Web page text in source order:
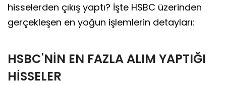
hisselerden çıkış yaptı? İşte HSBC üzerinden
gerçekleşen en yoğun işlemlerin detayları:
HSBC'NİN EN FAZLA ALIM YAPTIĞI
HİSSELER